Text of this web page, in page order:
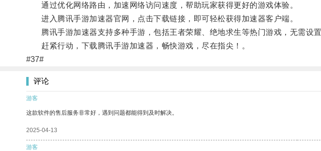
通过优化网络路由，加速网络访问速度，帮助玩家获得更好的游戏体验。
进入腾讯手游加速器官网，点击下载链接，即可轻松获得加速器客户端。
腾讯手游加速器支持多种手游，包括王者荣耀、绝地求生等热门游戏，无需设置
赶紧行动，下载腾讯手游加速器，畅快游戏，尽在指尖！。
#37#
评论
游客
这款软件的售后服务非常好，遇到问题都能得到及时解决。
2025-04-13
游客